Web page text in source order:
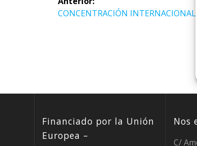
de
Entrada
CONCENTRACIÓN INTERNACIONAL
Financiado por la Unión
Europea –
Nos
C/